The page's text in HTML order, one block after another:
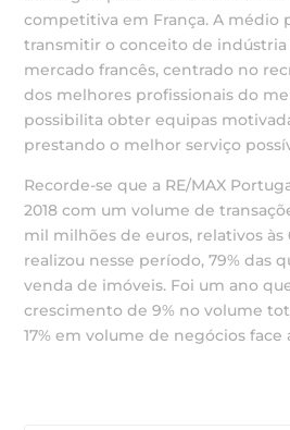
competitiva em França. A médio
transmitir o conceito de indústria
mercado francês, centrado no
dos melhores profissionais do
possibilita obter equipas
prestando o melhor serviço
Recorde-se que a RE/MAX
2018 com um volume de
mil milhões de euros, relativos às
realizou nesse período, 79% das
venda de imóveis. Foi um ano
crescimento de 9% no volume
17% em volume de negócios face